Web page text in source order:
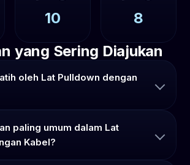
10
8
yang Sering Diajukan
oleh Lat Pulldown dengan
paling umum dalam Lat
Kabel?